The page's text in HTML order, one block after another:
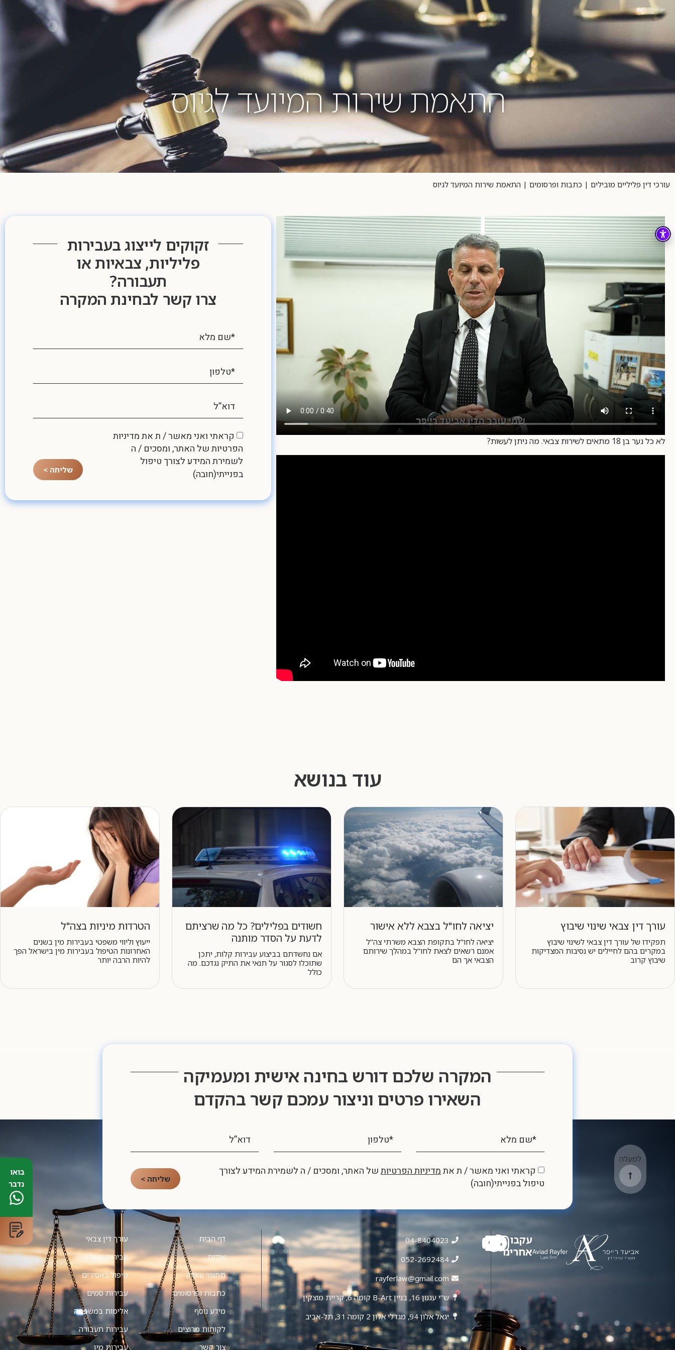
דף הבית אודות תחומי עיסוק כתבות ופרסומים יצירת קשר
04-8404023
התאמת שירות המיועד לגיוס
עורכי דין פליליים מובילים | כתבות ופרסומים | התאמת שירות המיועד לגיוס
לא כל נער בן 18 מתאים לשירות צבאי. מה ניתן לעשות?
זקוקים לייצוג בעבירות
פליליות, צבאיות או
תעבורה?
צרו קשר לבחינת המקרה
קראתי ואני מאשר / ת אתמדיניות
הפרטיותשל האתר, ומסכים / ה
לשמירת המידע לצורך טיפול
בפנייתי(חובה)
שליחה >
עוד בנושא
עורך דין צבאי שינוי שיבוץ
תפקידו של עורך דין צבאי לשינוי שיבוץ
במקרים בהם לחיילים יש נסיבות המצדיקות
שיבוץ קרוב
יציאה לחו"ל בצבא ללא אישור
יציאה לחו"ל בתקופת הצבא משרתי צה"ל
אמנם רשאים לצאת לחו"ל במהלך שירותם
הצבאי אך הם
חשודים בפלילים? כל מה שרציתם
לדעת על הסדר מותנה
אם נחשדתם בביצוע עבירות קלות, יתכן
שתוכלו לסגור על תנאי את התיק נגדכם. מה
כולל
הטרדות מיניות בצה"ל
ייעוץ וליווי משפטי בעבירות מין בשנים
האחרונות הטיפול בעבירות מין בישראל הפך
להיות הרבה יותר
המקרה שלכם דורש בחינה אישית ומעמיקה
השאירו פרטים וניצור עמכם קשר בהקדם
קראתי ואני מאשר / ת אתמדיניות הפרטיותשל האתר, ומסכים / ה לשמירת המידע לצורך
טיפול בפנייתי(חובה)
שליחה >
עקבו
אחרינו
04-8404023
052-2692484
rayferlaw@gmail.com
ש"י עגנון 16, בניין B-Art קומה 6, קריית מוצקין
יגאל אלון 94, מגדלי אלון 2 קומה 31, תל-אביב
דף הבית
אודות
תחומי עיסוק
כתבות ופרסומים
מידע נוסף
לקוחות מרוצים
צור קשר
עורך דין צבאי
עבירות נוער
טיפול באסירים
עבירות סמים
אלימות במשפחה
עבירות תעבורה
עבירות מין
למעלה
בואו
נדבר